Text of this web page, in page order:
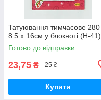
Татуювання тимчасове 280
8.5 х 16см у блокноті (H-41)
Готово до відправки
23,75 ₴ 25 ₴
Купити